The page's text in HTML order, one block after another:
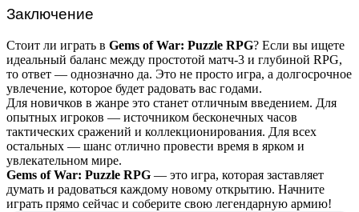
Заключение
Стоит ли играть в Gems of War: Puzzle RPG? Если вы ищете
идеальный баланс между простотой матч-3 и глубиной RPG,
то ответ — однозначно да. Это не просто игра, а долгосрочное
увлечение, которое будет радовать вас годами.
Для новичков в жанре это станет отличным введением. Для
опытных игроков — источником бесконечных часов
тактических сражений и коллекционирования. Для всех
остальных — шанс отлично провести время в ярком и
увлекательном мире.
Gems of War: Puzzle RPG — это игра, которая заставляет
думать и радоваться каждому новому открытию. Начните
играть прямо сейчас и соберите свою легендарную армию!